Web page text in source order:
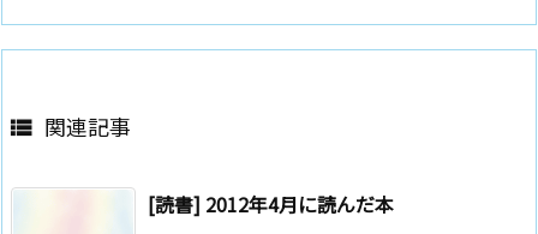
 関連記事
[読書] 2012年4月に読んだ本